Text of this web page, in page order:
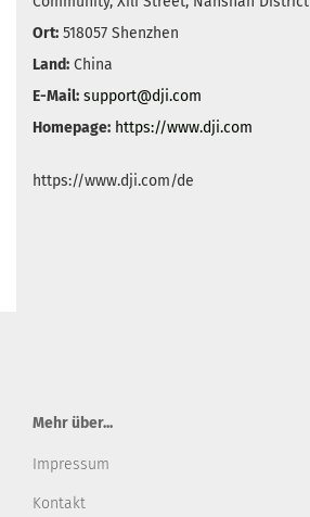
Ort: 518057 Shenzhen
Land: China
E-Mail: support@dji.com
Homepage: https://www.dji.com
https://www.dji.com/de
Mehr über...
Impressum
Kontakt